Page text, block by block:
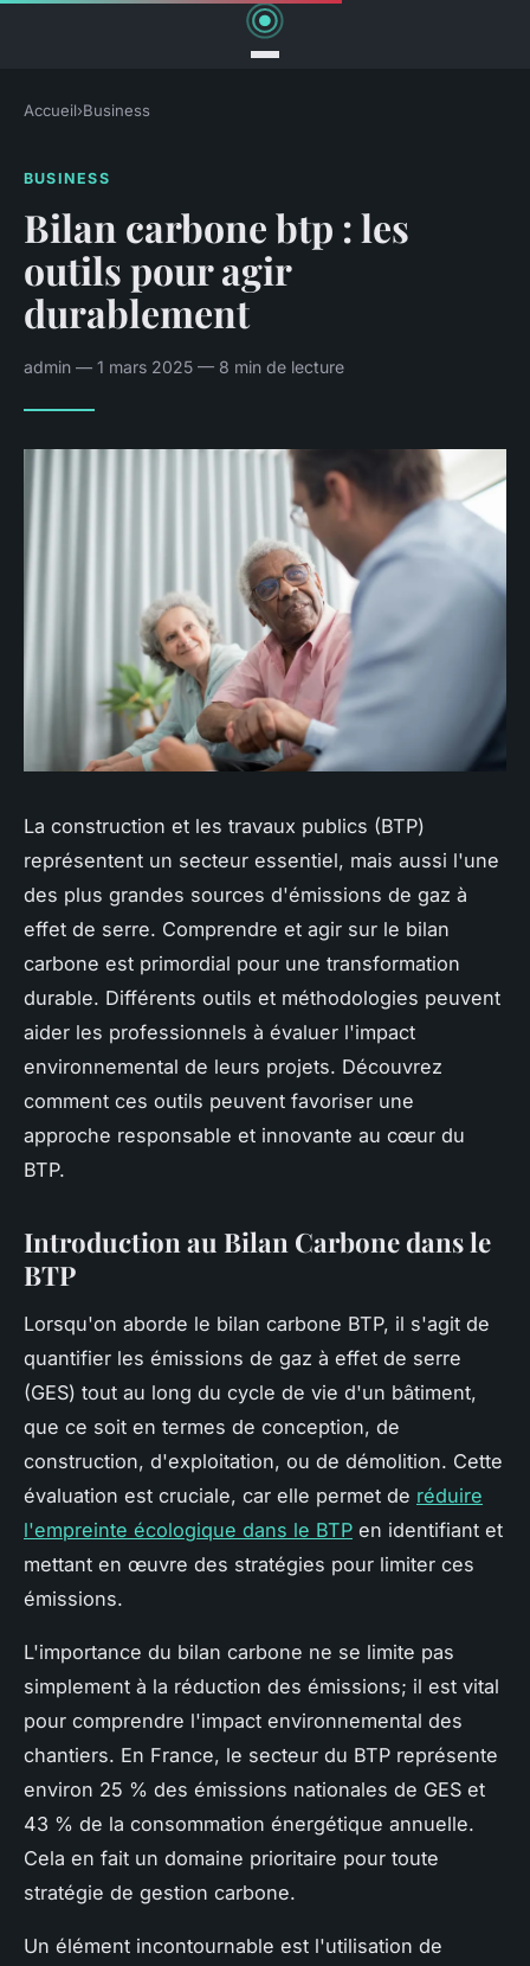
Accueil›Business
BUSINESS
Bilan carbone btp : les
outils pour agir
durablement
admin — 1 mars 2025 — 8 min de lecture
La construction et les travaux publics (BTP)
représentent un secteur essentiel, mais aussi l'une
des plus grandes sources d'émissions de gaz à
effet de serre. Comprendre et agir sur le bilan
carbone est primordial pour une transformation
durable. Différents outils et méthodologies peuvent
aider les professionnels à évaluer l'impact
environnemental de leurs projets. Découvrez
comment ces outils peuvent favoriser une
approche responsable et innovante au cœur du
BTP.
Introduction au Bilan Carbone dans le
BTP
Lorsqu'on aborde le bilan carbone BTP, il s'agit de
quantifier les émissions de gaz à effet de serre
(GES) tout au long du cycle de vie d'un bâtiment,
que ce soit en termes de conception, de
construction, d'exploitation, ou de démolition. Cette
évaluation est cruciale, car elle permet de réduire
l'empreinte écologique dans le BTP en identifiant et
mettant en œuvre des stratégies pour limiter ces
émissions.
L'importance du bilan carbone ne se limite pas
simplement à la réduction des émissions; il est vital
pour comprendre l'impact environnemental des
chantiers. En France, le secteur du BTP représente
environ 25 % des émissions nationales de GES et
43 % de la consommation énergétique annuelle.
Cela en fait un domaine prioritaire pour toute
stratégie de gestion carbone.
Un élément incontournable est l'utilisation de